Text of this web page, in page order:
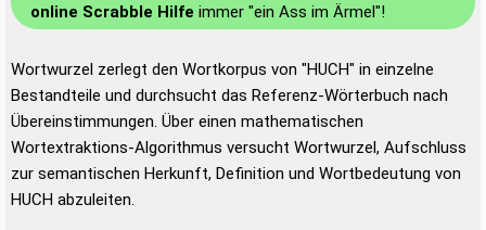
online Scrabble Hilfe immer "ein Ass im Ärmel"!
Wortwurzel zerlegt den Wortkorpus von "HUCH" in einzelne
Bestandteile und durchsucht das Referenz-Wörterbuch nach
Übereinstimmungen. Über einen mathematischen
Wortextraktions-Algorithmus versucht Wortwurzel, Aufschluss
zur semantischen Herkunft, Definition und Wortbedeutung von
HUCH abzuleiten.